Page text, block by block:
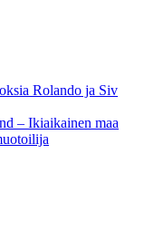
Rolando ja Siv
– Ikiaikainen maa